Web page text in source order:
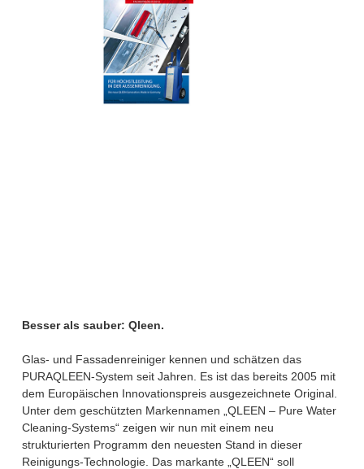
Besser als sauber: Qleen.
Glas- und Fassadenreiniger kennen und schätzen das
PURAQLEEN-System seit Jahren. Es ist das bereits 2005 mit
dem Europäischen Innovationspreis ausgezeichnete Original.
Unter dem geschützten Markennamen „QLEEN – Pure Water
Cleaning-Systems“ zeigen wir nun mit einem neu
strukturierten Programm den neuesten Stand in dieser
Reinigungs-Technologie. Das markante „QLEEN“ soll